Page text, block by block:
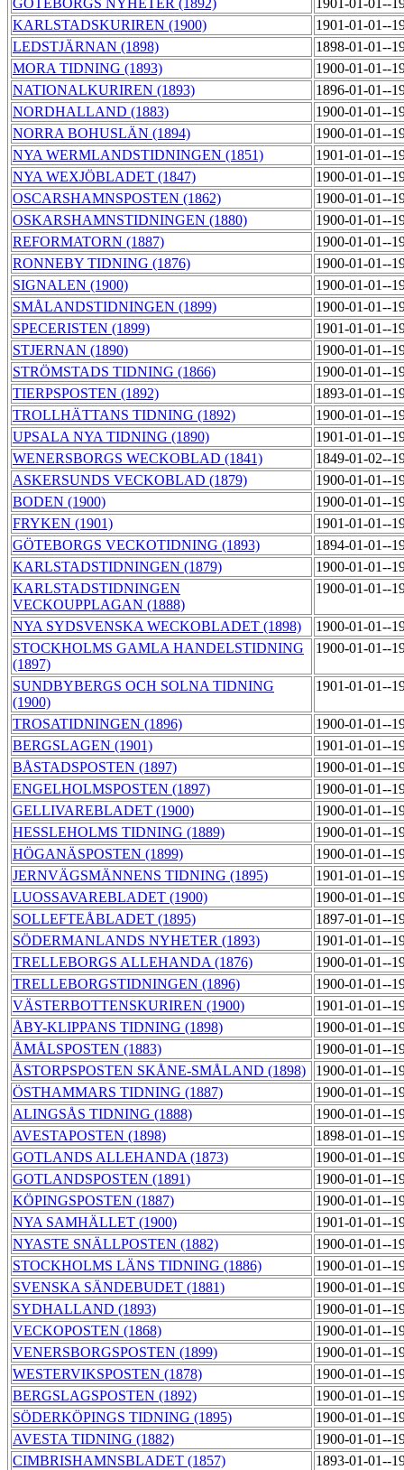
GÖTEBORGS NYHETER (1892)
1901-01-01--
KARLSTADSKURIREN (1900)
1901-01-01--
LEDSTJÄRNAN (1898)
1898-01-01--
MORA TIDNING (1893)
1900-01-01--
NATIONALKURIREN (1893)
1896-01-01--
NORDHALLAND (1883)
1900-01-01--
NORRA BOHUSLÄN (1894)
1900-01-01--
NYA WERMLANDSTIDNINGEN (1851)
1901-01-01--
NYA WEXJÖBLADET (1847)
1900-01-01--
OSCARSHAMNSPOSTEN (1862)
1900-01-01--
OSKARSHAMNSTIDNINGEN (1880)
1900-01-01--
REFORMATORN (1887)
1900-01-01--
RONNEBY TIDNING (1876)
1900-01-01--
SIGNALEN (1900)
1900-01-01--
SMÅLANDSTIDNINGEN (1899)
1900-01-01--
SPECERISTEN (1899)
1901-01-01--
STJERNAN (1890)
1900-01-01--
STRÖMSTADS TIDNING (1866)
1900-01-01--
TIERPSPOSTEN (1892)
1893-01-01--
TROLLHÄTTANS TIDNING (1892)
1900-01-01--
UPSALA NYA TIDNING (1890)
1901-01-01--
WENERSBORGS WECKOBLAD (1841)
1849-01-02--
ASKERSUNDS VECKOBLAD (1879)
1900-01-01--
BODEN (1900)
1900-01-01--
FRYKEN (1901)
1901-01-01--
GÖTEBORGS VECKOTIDNING (1893)
1894-01-01--
KARLSTADSTIDNINGEN (1879)
1900-01-01--
KARLSTADSTIDNINGEN
VECKOUPPLAGAN (1888)
1900-01-01--
NYA SYDSVENSKA WECKOBLADET (1898)
1900-01-01--
STOCKHOLMS GAMLA HANDELSTIDNING
(1897)
1900-01-01--
SUNDBYBERGS OCH SOLNA TIDNING
(1900)
1901-01-01--
TROSATIDNINGEN (1896)
1900-01-01--
BERGSLAGEN (1901)
1901-01-01--
BÅSTADSPOSTEN (1897)
1900-01-01--
ENGELHOLMSPOSTEN (1897)
1900-01-01--
GELLIVAREBLADET (1900)
1900-01-01--
HESSLEHOLMS TIDNING (1889)
1900-01-01--
HÖGANÄSPOSTEN (1899)
1900-01-01--
JERNVÄGSMÄNNENS TIDNING (1895)
1901-01-01--
LUOSSAVAREBLADET (1900)
1900-01-01--
SOLLEFTEÅBLADET (1895)
1897-01-01--
SÖDERMANLANDS NYHETER (1893)
1901-01-01--
TRELLEBORGS ALLEHANDA (1876)
1900-01-01--
TRELLEBORGSTIDNINGEN (1896)
1900-01-01--
VÄSTERBOTTENSKURIREN (1900)
1901-01-01--
ÅBY-KLIPPANS TIDNING (1898)
1900-01-01--
ÅMÅLSPOSTEN (1883)
1900-01-01--
ÅSTORPSPOSTEN SKÅNE-SMÅLAND (1898)
1900-01-01--
ÖSTHAMMARS TIDNING (1887)
1900-01-01--
ALINGSÅS TIDNING (1888)
1900-01-01--
AVESTAPOSTEN (1898)
1898-01-01--
GOTLANDS ALLEHANDA (1873)
1900-01-01--
GOTLANDSPOSTEN (1891)
1900-01-01--
KÖPINGSPOSTEN (1887)
1900-01-01--
NYA SAMHÄLLET (1900)
1901-01-01--
NYASTE SNÄLLPOSTEN (1882)
1900-01-01--
STOCKHOLMS LÄNS TIDNING (1886)
1900-01-01--
SVENSKA SÄNDEBUDET (1881)
1900-01-01--
SYDHALLAND (1893)
1900-01-01--
VECKOPOSTEN (1868)
1900-01-01--
VENERSBORGSPOSTEN (1899)
1900-01-01--
WESTERVIKSPOSTEN (1878)
1900-01-01--
BERGSLAGSPOSTEN (1892)
1900-01-01--
SÖDERKÖPINGS TIDNING (1895)
1900-01-01--
AVESTA TIDNING (1882)
1900-01-01--
CIMBRISHAMNSBLADET (1857)
1893-01-01--